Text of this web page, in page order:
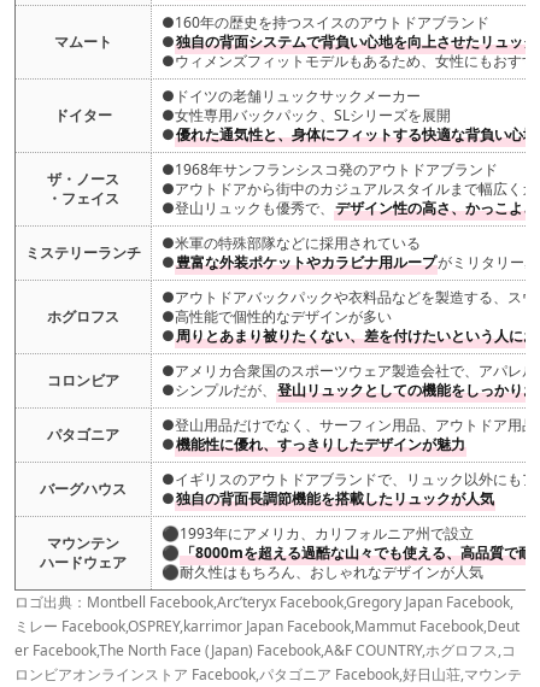
マムート
●160年の歴史を持つスイスのアウトドアブランド
●独自の背面システムで背負い心地を向上させたリュック
●ウィメンズフィットモデルもあるため、女性にもおすす
ドイター
●ドイツの老舗リュックサックメーカー
●女性専用バックパック、SLシリーズを展開
●優れた通気性と、身体にフィットする快適な背負い心地
ザ・ノース
・フェイス
●1968年サンフランシスコ発のアウトドアブランド
●アウトドアから街中のカジュアルスタイルまで幅広くカ
●登山リュックも優秀で、 デザイン性の高さ、かっこよ
ミステリーランチ
●米軍の特殊部隊などに採用されている
●豊富な外装ポケットやカラビナ用ループがミリタリー
ホグロフス
●アウトドアバックパックや衣料品などを製造する、ス
●高性能で個性的なデザインが多い
●周りとあまり被りたくない、差を付けたいという人に
コロンビア
●アメリカ合衆国のスポーツウェア製造会社で、アパレ
●シンプルだが、 登山リュックとしての機能をしっかり
パタゴニア
●登山用品だけでなく、サーフィン用品、アウトドア用
●機能性に優れ、すっきりしたデザインが魅力
バーグハウス
●イギリスのアウトドアブランドで、リュック以外にも
●独自の背面長調節機能を搭載したリュックが人気
マウンテン
ハードウェア
⚫︎1993年にアメリカ、カリフォルニア州で設立
⚫︎「8000mを超える過酷な山々でも使える、高品質で
⚫︎耐久性はもちろん、おしゃれなデザインが人気
ロゴ出典： Montbell Facebook,Arc’teryx Facebook,Gregory Japan Facebook,
ミレー Facebook,OSPREY,karrimor Japan Facebook,Mammut Facebook,Deut
er Facebook,The North Face (Japan) Facebook,A&F COUNTRY,ホグロフス,コ
ロンビアオンラインストア Facebook,パタゴニア Facebook,好日山荘,マウンテ